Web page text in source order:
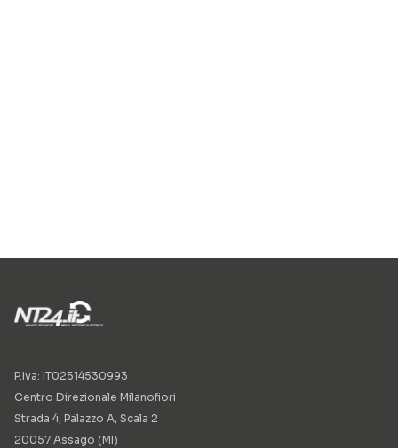
P.Iva: IT02514530993
Centro Direzionale Milanofiori
Strada 4, Palazzo A, Scala 2
20057 Assago (MI)